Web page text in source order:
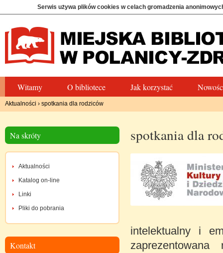
Serwis używa plików cookies w celach gromadzenia
Witamy O bibliotece Jak korzystać
Aktualności › spotkania dla rodziców
Na skróty
Aktualności
Katalog on-line
Linki
Pliki do pobrania
Kontakt
spotkania dla
intelektualny i